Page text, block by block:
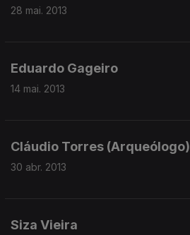
28 mai. 2013
Eduardo Gageiro
14 mai. 2013
Cláudio Torres (Arqueólogo)
30 abr. 2013
Siza Vieira